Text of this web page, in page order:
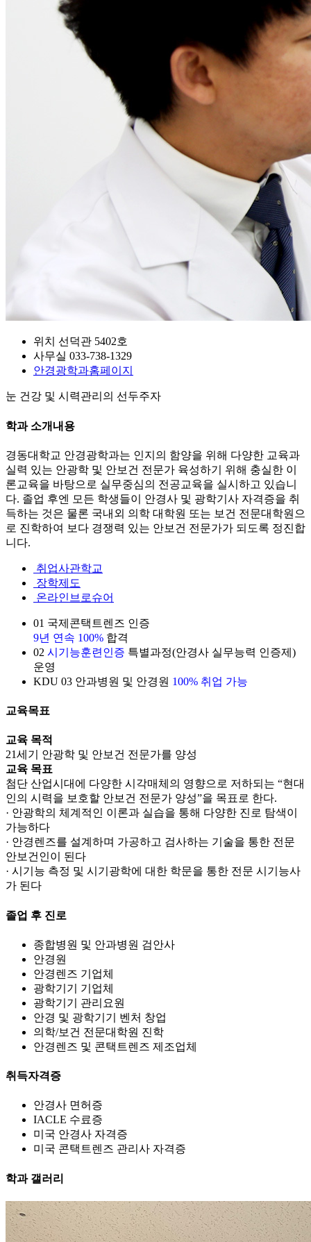
위치
선덕관 5402호
사무실 033-738-1329
안경광학과홈페이지
눈 건강 및 시력관리의 선두주자
학과 소개내용
경동대학교 안경광학과는 인지의 함양을 위해 다양한 교육과
실력 있는 안광학 및 안보건 전문가 육성하기 위해 충실한 이
론교육을 바탕으로 실무중심의 전공교육을 실시하고 있습니
다. 졸업 후엔 모든 학생들이 안경사 및 광학기사 자격증을 취
득하는 것은 물론 국내외 의학 대학원 또는 보건 전문대학원으
로 진학하여 보다 경쟁력 있는 안보건 전문가가 되도록 정진합
니다.
취업사관학교
장학제도
온라인브로슈어
01 국제콘택트렌즈 인증
9년 연속 100% 합격
02 시기능훈련인증 특별과정(안경사 실무능력 인증제)
운영
KDU 03 안과병원 및 안경원 100% 취업 가능
교육목표
교육 목적
21세기 안광학 및 안보건 전문가를 양성
교육 목표
첨단 산업시대에 다양한 시각매체의 영향으로 저하되는 “현대
인의 시력을 보호할 안보건 전문가 양성”을 목표로 한다.
· 안광학의 체계적인 이론과 실습을 통해 다양한 진로 탐색이
가능하다
· 안경렌즈를 설계하며 가공하고 검사하는 기술을 통한 전문
안보건인이 된다
· 시기능 측정 및 시기광학에 대한 학문을 통한 전문 시기능사
가 된다
졸업 후 진로
종합병원 및 안과병원 검안사
안경원
안경렌즈 기업체
광학기기 기업체
광학기기 관리요원
안경 및 광학기기 벤처 창업
의학/보건 전문대학원 진학
안경렌즈 및 콘택트렌즈 제조업체
취득자격증
안경사 면허증
IACLE 수료증
미국 안경사 자격증
미국 콘택트렌즈 관리사 자격증
학과 갤러리